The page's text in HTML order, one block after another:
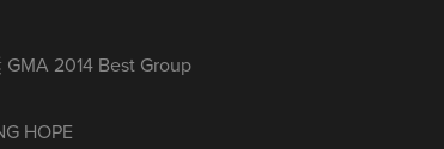
2014 Best Group
HOPE